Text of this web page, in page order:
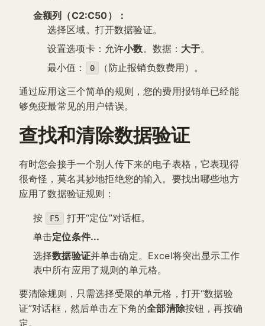
金额列（C2:C50）：
选择区域。打开数据验证。
设置选项卡：允许小数。数据： 大于。
最小值：
0
（防止报销负数费用）。
通过应用这三个简单的规则，您的费用报销单已经能
够免疫最常见的用户错误。
查找和清除数据验证
有时您会接手一个别人传下来的电子表格，它表现得
很奇怪，莫名其妙地拒绝您的输入。要找出哪些地方
应用了数据验证规则：
按 F5
打开“定位”对话框。
单击定位条件...
选择数据验证并单击确定。Excel将突出显示工作
表中所有应用了规则的单元格。
要清除规则，只需选择受限的单元格，打开“数据验
证”对话框，然后单击左下角的全部清除按钮，再按确
定。